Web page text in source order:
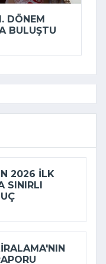
DÖNEM
BULUŞTU
2026 ILK
SINIRLI